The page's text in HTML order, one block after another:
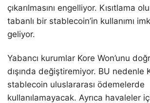
çıkarılmasını engelliyor. Kısıtlama
tabanlı bir stablecoin’in kullanımı
geliyor.
Yabancı kurumlar Kore Won’unu
dışında değiştiremiyor. BU nedenle
stablecoin uluslararası ödemelerde
kullanılamayacak. Ayrıca havaleler